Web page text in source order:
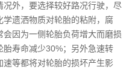
外，要选择较好路况行驶，尽
遗洒物质对轮胎的粘附，腐
因为一侧轮胎负荷增大而磨损
寿命减少30%；另外急速转
等都将对轮胎的损坏产生影